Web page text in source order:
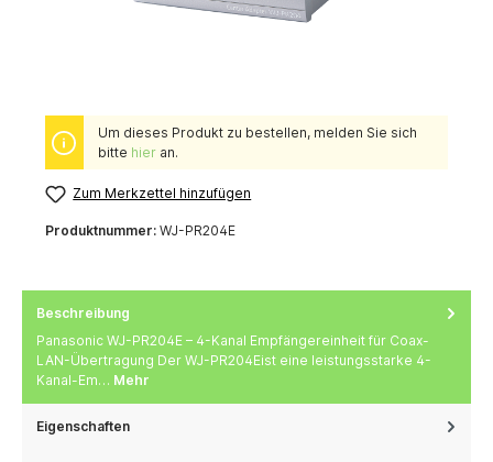
Um dieses Produkt zu bestellen, melden Sie sich
bitte hieran.
Zum Merkzettel hinzufügen
Produktnummer: WJ-PR204E
Beschreibung
Panasonic WJ-PR204E – 4-Kanal Empfängereinheit für Coax-
LAN-Übertragung Der WJ-PR204Eist eine leistungsstarke 4-
Kanal-Em… Mehr
Eigenschaften